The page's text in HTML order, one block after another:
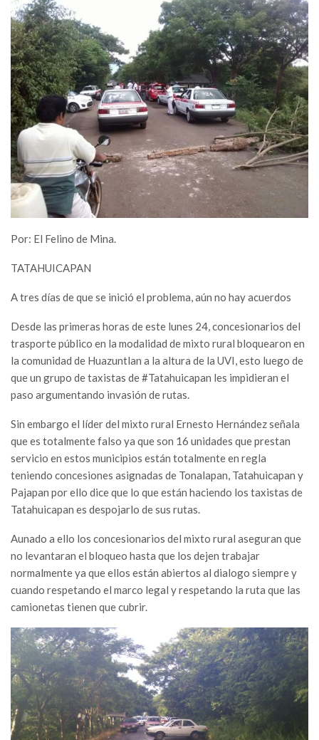
Por: El Felino de Mina.
TATAHUICAPAN
A tres días de que se inició el problema, aún no hay acuerdos
Desde las primeras horas de este lunes 24, concesionarios del
trasporte público en la modalidad de mixto rural bloquearon en
la comunidad de Huazuntlan a la altura de la UVI, esto luego de
que un grupo de taxistas de #Tatahuicapan les impidieran el
paso argumentando invasión de rutas.
Sin embargo el líder del mixto rural Ernesto Hernández señala
que es totalmente falso ya que son 16 unidades que prestan
servicio en estos municipios están totalmente en regla
teniendo concesiones asignadas de Tonalapan, Tatahuicapan y
Pajapan por ello dice que lo que están haciendo los taxistas de
Tatahuicapan es despojarlo de sus rutas.
Aunado a ello los concesionarios del mixto rural aseguran que
no levantaran el bloqueo hasta que los dejen trabajar
normalmente ya que ellos están abiertos al dialogo siempre y
cuando respetando el marco legal y respetando la ruta que las
camionetas tienen que cubrir.